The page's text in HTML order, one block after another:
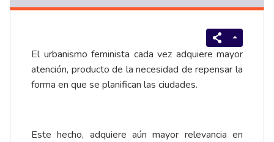
El urbanismo feminista cada vez adquiere mayor
atención, producto de la necesidad de repensar la
forma en que se planifican las ciudades.
Este hecho, adquiere aún mayor relevancia en